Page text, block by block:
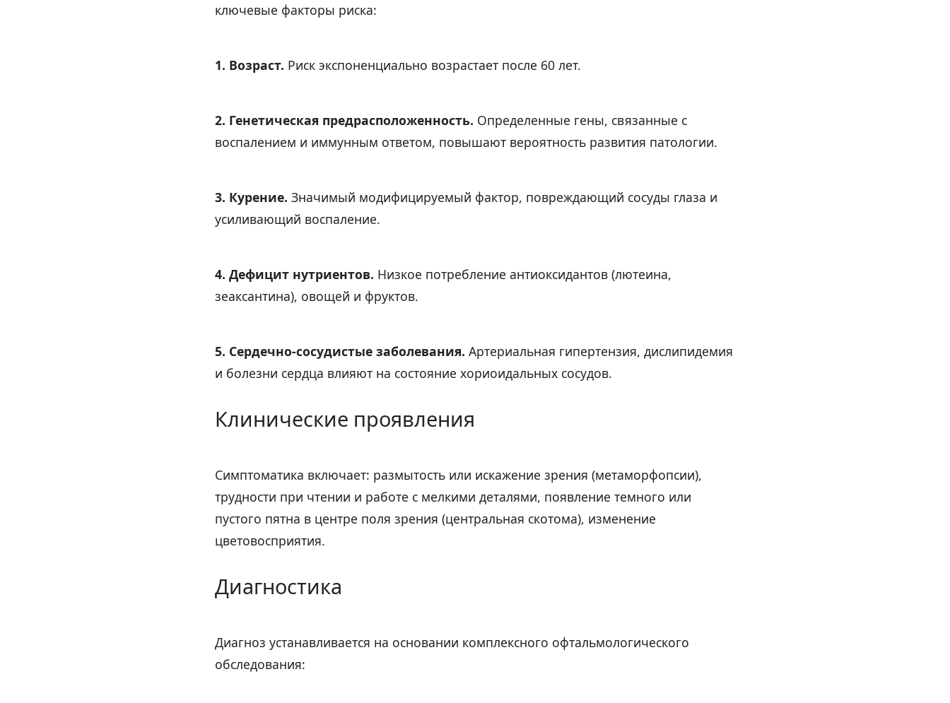
ключевые факторы риска:
1. Возраст. Риск экспоненциально возрастает после 60 лет.
2. Генетическая предрасположенность. Определенные гены, связанные с
воспалением и иммунным ответом, повышают вероятность развития патологии.
3. Курение. Значимый модифицируемый фактор, повреждающий сосуды глаза и
усиливающий воспаление.
4. Дефицит нутриентов. Низкое потребление антиоксидантов (лютеина,
зеаксантина), овощей и фруктов.
5. Сердечно-сосудистые заболевания. Артериальная гипертензия, дислипидемия
и болезни сердца влияют на состояние хориоидальных сосудов.
Клинические проявления
Симптоматика включает: размытость или искажение зрения (метаморфопсии),
трудности при чтении и работе с мелкими деталями, появление темного или
пустого пятна в центре поля зрения (центральная скотома), изменение
цветовосприятия.
Диагностика
Диагноз устанавливается на основании комплексного офтальмологического
обследования: